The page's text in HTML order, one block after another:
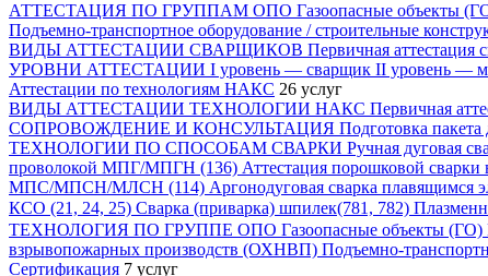
АТТЕСТАЦИЯ ПО ГРУППАМ ОПО Газоопасные объекты
Подъемно-транспортное оборудование / строительные
ВИДЫ АТТЕСТАЦИИ СВАРЩИКОВ Первичная аттестация
УРОВНИ АТТЕСТАЦИИ I уровень — сварщик II уровень —
Аттестации по технологиям НАКС 26 услуг
ВИДЫ АТТЕСТАЦИИ ТЕХНОЛОГИИ НАКС Первичная
СОПРОВОЖДЕНИЕ И КОНСУЛЬТАЦИЯ Подготовка пакета
ТЕХНОЛОГИИ ПО СПОСОБАМ СВАРКИ Ручная дуговая
проволокой МПГ/МПГН (136) Аттестация порошковой
МПС/МПСН/МЛСН (114) Аргонодуговая сварка
КСО (21, 24, 25) Сварка (приварка) шпилек(781, 782)
ТЕХНОЛОГИЯ ПО ГРУППЕ ОПО Газоопасные объекты (ГО)
взрывопожарных производств (ОХНВП) Подъемно-
Сертификация 7 услуг